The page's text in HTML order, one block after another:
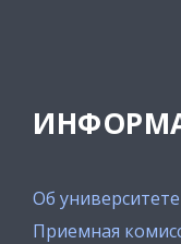
Об университете
Приемная